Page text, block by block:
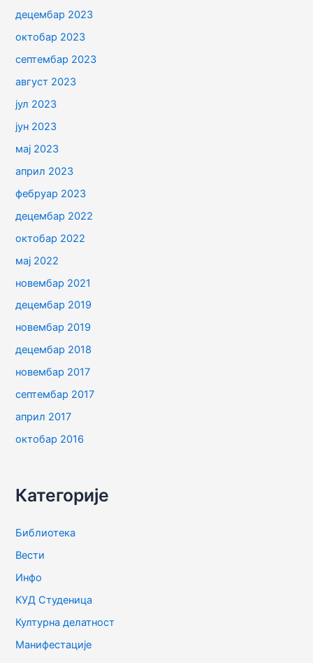
децембар 2023
октобар 2023
септембар 2023
август 2023
јул 2023
јун 2023
мај 2023
април 2023
фебруар 2023
децембар 2022
октобар 2022
мај 2022
новембар 2021
децембар 2019
новембар 2019
децембар 2018
новембар 2017
септембар 2017
април 2017
октобар 2016
Категорије
Библиотека
Вести
Инфо
КУД Студеница
Културна делатност
Манифестације